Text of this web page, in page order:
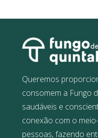
Queremos
consomem a Fungo
saudáveis e
conexão com o
pessoas, fazendo